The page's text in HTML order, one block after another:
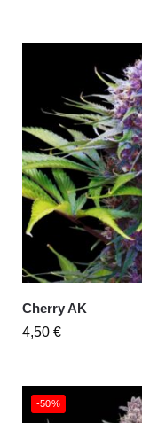
Cherry AK
4,50 €
-50%